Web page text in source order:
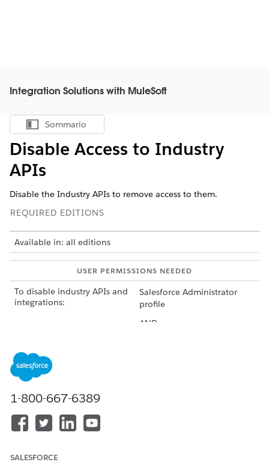
Integration Solutions with MuleSoft
Mostra sommario
Sommario
Disable Access to Industry
APIs
Disable the Industry APIs to remove access to them.
REQUIRED EDITIONS
Available in: all editions
USER PERMISSIONS NEEDED
To disable industry APIs and
integrations:
Salesforce Administrator
profile
AND
From Setup, in the Quick Find box, enter
and then expandIntegrations
Expand MuleSoft, and then click
On the Industry APIs page, turn off API access.
ClickDisable.
1-800-667-6389
SALESFORCE